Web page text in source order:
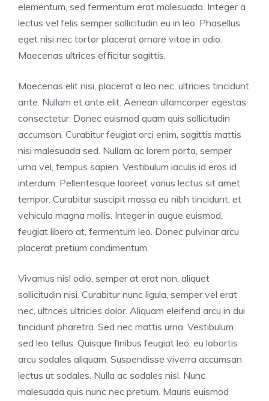
elementum, sed fermentum erat malesuada. Integer a
lectus vel felis semper sollicitudin eu in leo. Phasellus
eget nisi nec tortor placerat ornare vitae in odio.
Maecenas ultrices efficitur sagittis.
Maecenas elit nisi, placerat a leo nec, ultricies tincidunt
ante. Nullam et ante elit. Aenean ullamcorper egestas
consectetur. Donec euismod quam quis sollicitudin
accumsan. Curabitur feugiat orci enim, sagittis mattis
nisi malesuada sed. Nullam ac lorem porta, semper
urna vel, tempus sapien. Vestibulum iaculis id eros id
interdum. Pellentesque laoreet varius lectus sit amet
tempor. Curabitur suscipit massa eu nibh tincidunt, et
vehicula magna mollis. Integer in augue euismod,
feugiat libero at, fermentum leo. Donec pulvinar arcu
placerat pretium condimentum.
Vivamus nisl odio, semper at erat non, aliquet
sollicitudin nisi. Curabitur nunc ligula, semper vel erat
nec, ultrices ultricies dolor. Aliquam eleifend arcu in dui
tincidunt pharetra. Sed nec mattis urna. Vestibulum
sed leo tellus. Quisque finibus feugiat leo, eu lobortis
arcu sodales aliquam. Suspendisse viverra accumsan
lectus ut sodales. Nulla ac sodales nisl. Nunc
malesuada quis nunc nec pretium. Mauris euismod